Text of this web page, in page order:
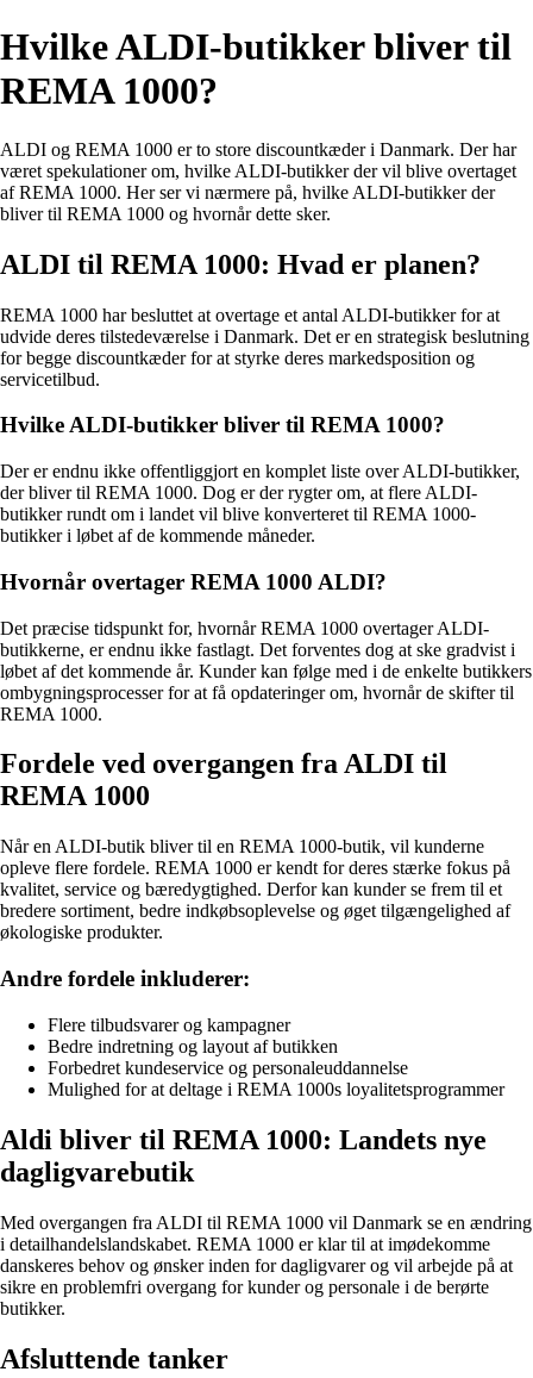
Hvilke ALDI-butikker bliver til
REMA 1000?
ALDI og REMA 1000 er to store discountkæder i Danmark. Der har
været spekulationer om, hvilke ALDI-butikker der vil blive overtaget
af REMA 1000. Her ser vi nærmere på, hvilke ALDI-butikker der
bliver til REMA 1000 og hvornår dette sker.
ALDI til REMA 1000: Hvad er planen?
REMA 1000 har besluttet at overtage et antal ALDI-butikker for at
udvide deres tilstedeværelse i Danmark. Det er en strategisk beslutning
for begge discountkæder for at styrke deres markedsposition og
servicetilbud.
Hvilke ALDI-butikker bliver til REMA 1000?
Der er endnu ikke offentliggjort en komplet liste over ALDI-butikker,
der bliver til REMA 1000. Dog er der rygter om, at flere ALDI-
butikker rundt om i landet vil blive konverteret til REMA 1000-
butikker i løbet af de kommende måneder.
Hvornår overtager REMA 1000 ALDI?
Det præcise tidspunkt for, hvornår REMA 1000 overtager ALDI-
butikkerne, er endnu ikke fastlagt. Det forventes dog at ske gradvist i
løbet af det kommende år. Kunder kan følge med i de enkelte butikkers
ombygningsprocesser for at få opdateringer om, hvornår de skifter til
REMA 1000.
Fordele ved overgangen fra ALDI til
REMA 1000
Når en ALDI-butik bliver til en REMA 1000-butik, vil kunderne
opleve flere fordele. REMA 1000 er kendt for deres stærke fokus på
kvalitet, service og bæredygtighed. Derfor kan kunder se frem til et
bredere sortiment, bedre indkøbsoplevelse og øget tilgængelighed af
økologiske produkter.
Andre fordele inkluderer:
Flere tilbudsvarer og kampagner
Bedre indretning og layout af butikken
Forbedret kundeservice og personaleuddannelse
Mulighed for at deltage i REMA 1000s loyalitetsprogrammer
Aldi bliver til REMA 1000: Landets nye
dagligvarebutik
Med overgangen fra ALDI til REMA 1000 vil Danmark se en ændring
i detailhandelslandskabet. REMA 1000 er klar til at imødekomme
danskeres behov og ønsker inden for dagligvarer og vil arbejde på at
sikre en problemfri overgang for kunder og personale i de berørte
butikker.
Afsluttende tanker